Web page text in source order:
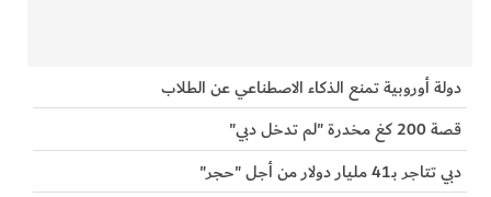
دولة أوروبية تمنع الذكاء الاصطناعي عن الطلاب
قصة 200 كغ مخدرة "لم تدخل دبي"
دبي تتاجر بـ41 مليار دولار من أجل "حجر"